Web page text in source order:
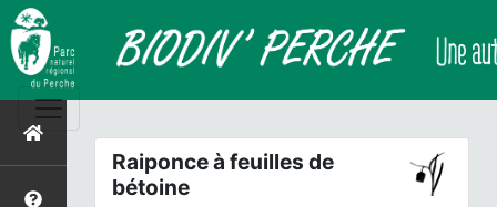
Raiponce à feuilles de
bétoine